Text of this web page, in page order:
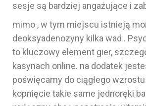
sesje są bardziej angażujące i
mimo , w tym miejscu istnieją
deoksyadenozyny kilka wad .
to kluczowy element gier,
kasynach online. na dodatek
poświęcamy do ciągłego
kopnięcie takie same jednoręki